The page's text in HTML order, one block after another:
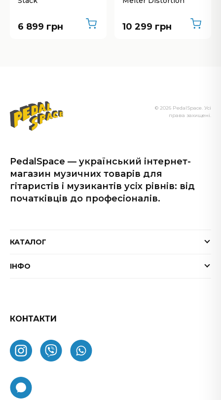
6 899 грн 10 299 грн
PedalSpace — український інтернет-
магазин музичних товарів для
гітаристів і музикантів усіх рівнів: від
початківців до професіоналів.
© 2026 PedalSpace. Усі
права захищені.
КАТАЛОГ
Електрогітари
Підсилювачі
Комбопідсилювачі
ІНФО
Обмін та повернення товару
Як замовити
КОНТАКТИ